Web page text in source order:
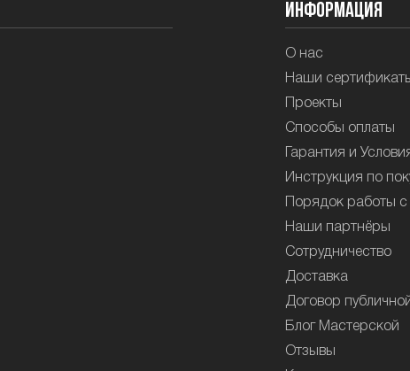
Информация
О нас
Наши сертификаты
Проекты
Способы оплаты
Гарантия и
Инструкция по
Порядок работы
Наши партнёры
Сотрудничество
Доставка
Договор
Блог Мастерской
Отзывы